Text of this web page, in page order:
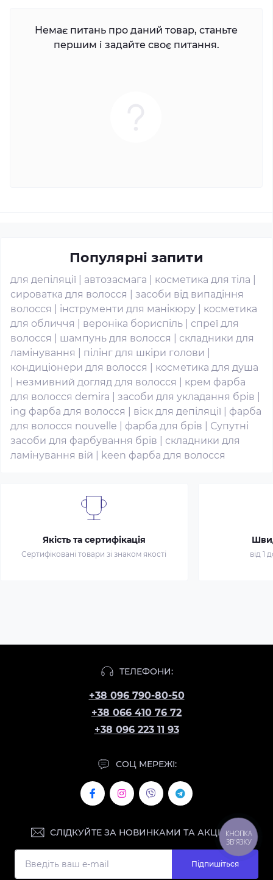
Немає питань про даний товар, станьте
першим і задайте своє питання.
Популярні запити
для депіляції автозасмага косметика для тіла
сироватка для волосся
засоби від випадіння
волосся
інструменти для манікюру
косметика
для обличчя
вероніка бориспіль
спреї для
волосся
шампунь для волосся
складники для
ламінування
пілінг для шкіри голови
кондиціонери для волосся
косметика для душа
незмивний догляд для волосся
крем фарба
для волосся demira
засоби для укладання брів
ing фарба для волосся
віск для депіляції
фарба
для волосся nouvelle
фарба для брів
Супутні
засоби для фарбування брів
складники для
ламінування вій
keen фарба для волосся
Якість та сертифікація
Сертифіковані товари зі знаком якості від 1
ТЕЛЕФОНИ:
+38 096 790-80-50
+38 066 410 76 72
+38 096 223 11 93
СОЦ МЕРЕЖІ:
СЛІДКУЙТЕ ЗА НОВИНКАМИ ТА АКЦІЯМИ:
Підпишіться
КНОПКА
ЗВ'ЯЗКУ